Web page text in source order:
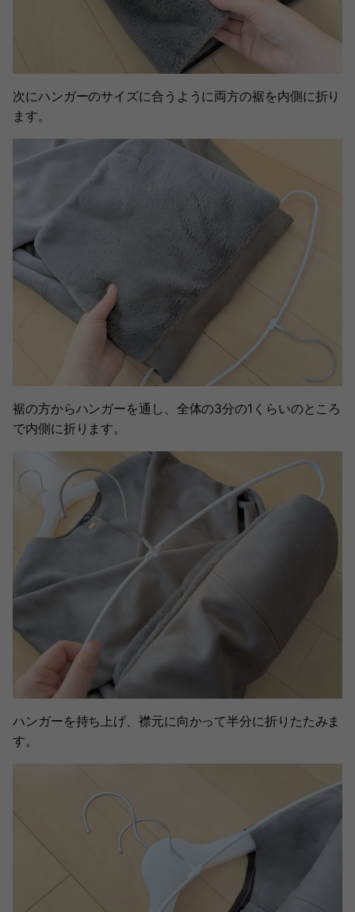
次にハンガーのサイズに合うように両方の裾を内側に折り
ます。
裾の方からハンガーを通し、全体の3分の1くらいのところ
で内側に折ります。
ハンガーを持ち上げ、襟元に向かって半分に折りたたみま
す。